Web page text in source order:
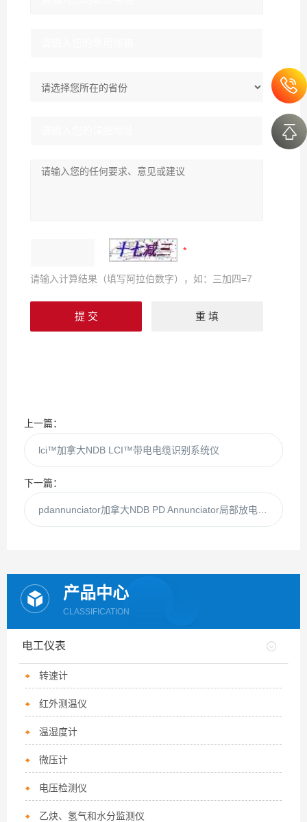
请输入计算结果（填写阿拉伯数字），如：三加四=7
上一篇：
lci™加拿大NDB LCI™带电电缆识别系统仪
下一篇：
产品中心
CLASSIFICATION
电工仪表
转速计
红外测温仪
温湿度计
微压计
电压检测仪
乙炔、氢气和水分监测仪